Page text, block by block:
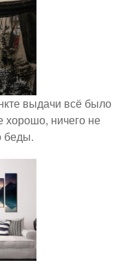
выдачи всё было
хорошо, ничего не
беды.